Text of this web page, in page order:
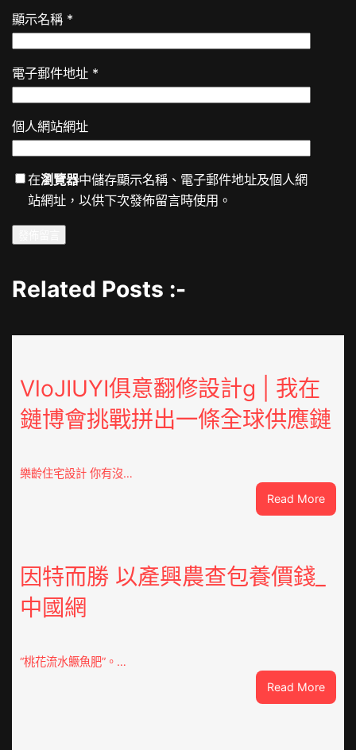
顯示名稱 *
電子郵件地址 *
個人網站網址
在瀏覽器中儲存顯示名稱、電子郵件地址及個人網
站網址，以供下次發佈留言時使用。
Related Posts :-
VloJIUYI俱意翻修設計g | 我在
鏈博會挑戰拼出一條全球供應鏈
樂齡住宅設計 你有沒…
Read More:
修
我
在
鏈
因特而勝 以產興農查包養價錢_
中國網
“桃花流水鱖魚肥”。…
Read More:
因